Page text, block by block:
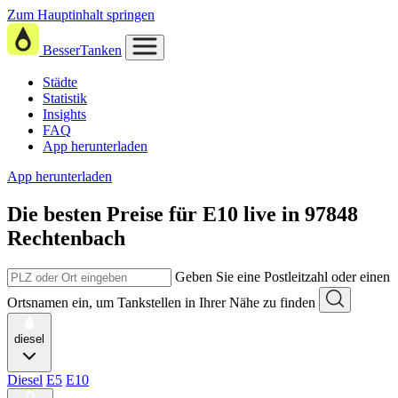
Zum Hauptinhalt springen
BesserTanken
Städte
Statistik
Insights
FAQ
App herunterladen
App herunterladen
Die besten Preise für E10 live in 97848
Rechtenbach
Geben Sie eine Postleitzahl oder einen
Ortsnamen ein, um Tankstellen in Ihrer Nähe zu finden
diesel
Diesel E5 E10